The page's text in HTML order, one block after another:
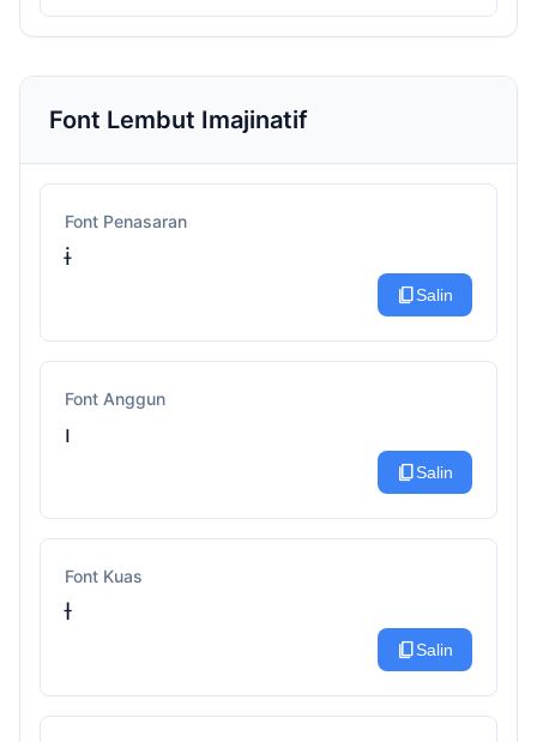
Font Lembut Imajinatif
Font Penasaran
ɨ
content_copySalin
Font Anggun
ı
content_copySalin
Font Kuas
Ɨ
content_copySalin